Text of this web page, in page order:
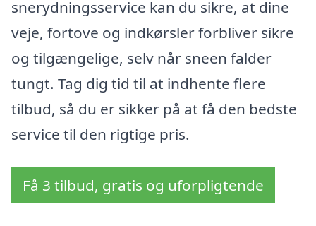
snerydningsservice kan du sikre, at dine
veje, fortove og indkørsler forbliver sikre
og tilgængelige, selv når sneen falder
tungt. Tag dig tid til at indhente flere
tilbud, så du er sikker på at få den bedste
service til den rigtige pris.
Få 3 tilbud, gratis og uforpligtende